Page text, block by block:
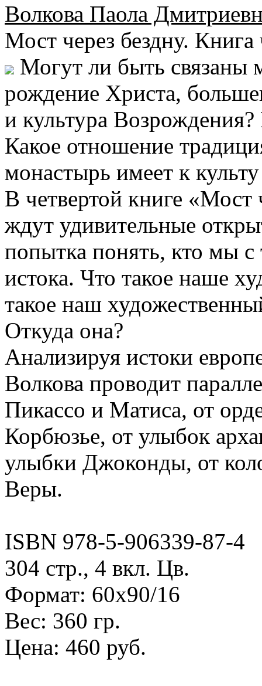
Волкова Паола
Мост через бездну. Книга
Могут ли быть связаны
рождение Христа,
и культура
Какое отношение
монастырь имеет к
В четвертой книге «Мост
ждут удивительные
попытка понять, кто мы с
истока. Что такое наше
такое наш
Откуда она?
Анализируя истоки
Волкова проводит
Пикассо и Матиса, от
Корбюзье, от улыбок
улыбки Джоконды, от
Веры.
ISBN 978-5-906339-87-4
304 стр., 4 вкл. Цв.
Формат: 60х90/16
Вес: 360 гр.
Цена: 460 руб.